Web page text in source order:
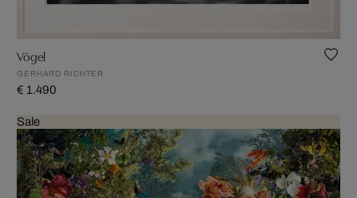
Vögel
GERHARD RICHTER
€ 1.490
Sale